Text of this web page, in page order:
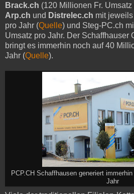
Brack.ch (120 Millionen Fr. Umsatz
Arp.ch und Distrelec.ch mit
pro Jahr (Quelle) und Steg-PC.ch
Umsatz pro Jahr. Der Schaffhauser
bringt es immerhin noch auf 40
Jahr (Quelle).
PCP.CH Schaffhausen generiert
Jahr